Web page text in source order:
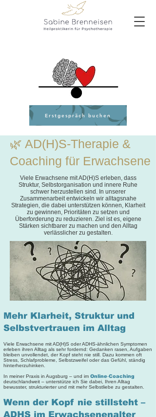
Erstgespräch buchen
🌿 AD(H)S‑Therapie &
Coaching für Erwachsene
Viele Erwachsene mit AD(H)S erleben, dass
Struktur, Selbstorganisation und innere Ruhe
schwer herzustellen sind. In unserer
Zusammenarbeit entwickeln wir alltagsnahe
Strategien, die dabei unterstützen können, Klarheit
zu gewinnen, Prioritäten zu setzen und
Überforderung zu reduzieren. Ziel ist es, eigene
Stärken sichtbarer zu machen und den Alltag
verlässlicher zu gestalten.
​Mehr Klarheit, Struktur und
Selbstvertrauen im Alltag
Viele Erwachsene mit AD(H)S oder ADHS‑ähnlichen Symptomen
erleben ihren Alltag als sehr fordernd: Gedanken rasen, Aufgaben
bleiben unvollendet, der Kopf steht nie still. Dazu kommen oft
Stress, Schlafprobleme, Selbstzweifel oder das Gefühl, ständig
hinterherzuhinken.
In meiner Praxis in Augsburg – und im Online‑Coaching
deutschlandweit – unterstütze ich Sie dabei, Ihren Alltag
bewusster, strukturierter und mit mehr Selbstliebe zu gestalten.
Wenn der Kopf nie stillsteht –
ADHS im Erwachsenenalter